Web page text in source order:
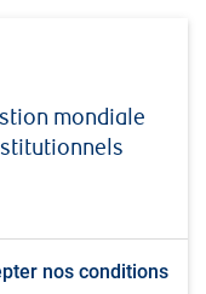
mondiale
nos conditions
?
il pour